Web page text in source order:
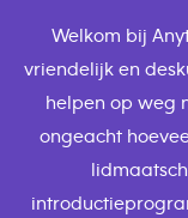
Welkom bij
vriendelijk en
helpen op weg
ongeacht